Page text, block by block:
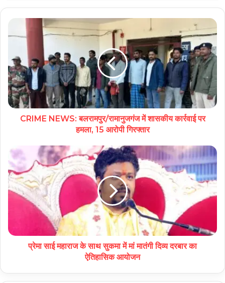
CRIME NEWS: बलरामपुर/रामानुजगंज में शासकीय कार्रवाई पर
हमला, 15 आरोपी गिरफ्तार
प्रेमा साई महाराज के साथ सुकमा में मां मातंगी दिव्य दरबार का
ऐतिहासिक आयोजन